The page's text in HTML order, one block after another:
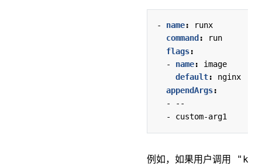
- name:
runx
command :
run
flags:
- name:
image
default:
nginx
appendArgs:
- --
- custom-arg1
例如，如果用户调用